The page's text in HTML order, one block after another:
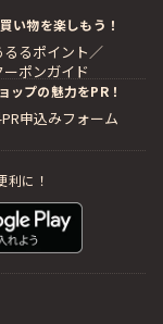
い物を楽しもう！
るるポイント／
ーポンガイド
ップの魅力をPR！
申込みフォーム
に！